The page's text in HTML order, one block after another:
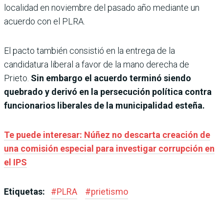
localidad en noviembre del pasado año mediante un
acuerdo con el PLRA.
El pacto también consistió en la entrega de la
candidatura liberal a favor de la mano derecha de
Prieto. Sin embargo el acuerdo terminó siendo
quebrado y derivó en la persecución política contra
funcionarios liberales de la municipalidad esteña.
Te puede interesar: Núñez no descarta creación de
una comisión especial para investigar corrupción en
el IPS
Etiquetas: #PLRA #prietismo